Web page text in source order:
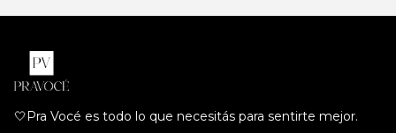
🤍Pra Vocé es todo lo que necesitás para sentirte mejor.